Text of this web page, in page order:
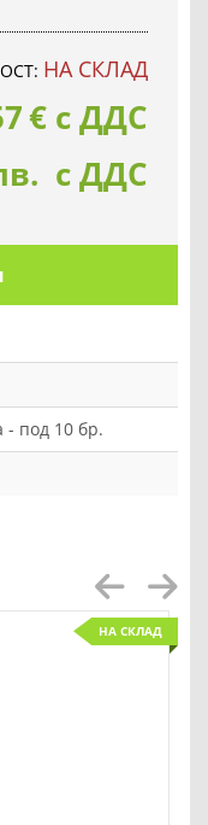
НА СКЛАД
€ с ДДС
с ДДС
- под 10 бр.
НА СКЛАД